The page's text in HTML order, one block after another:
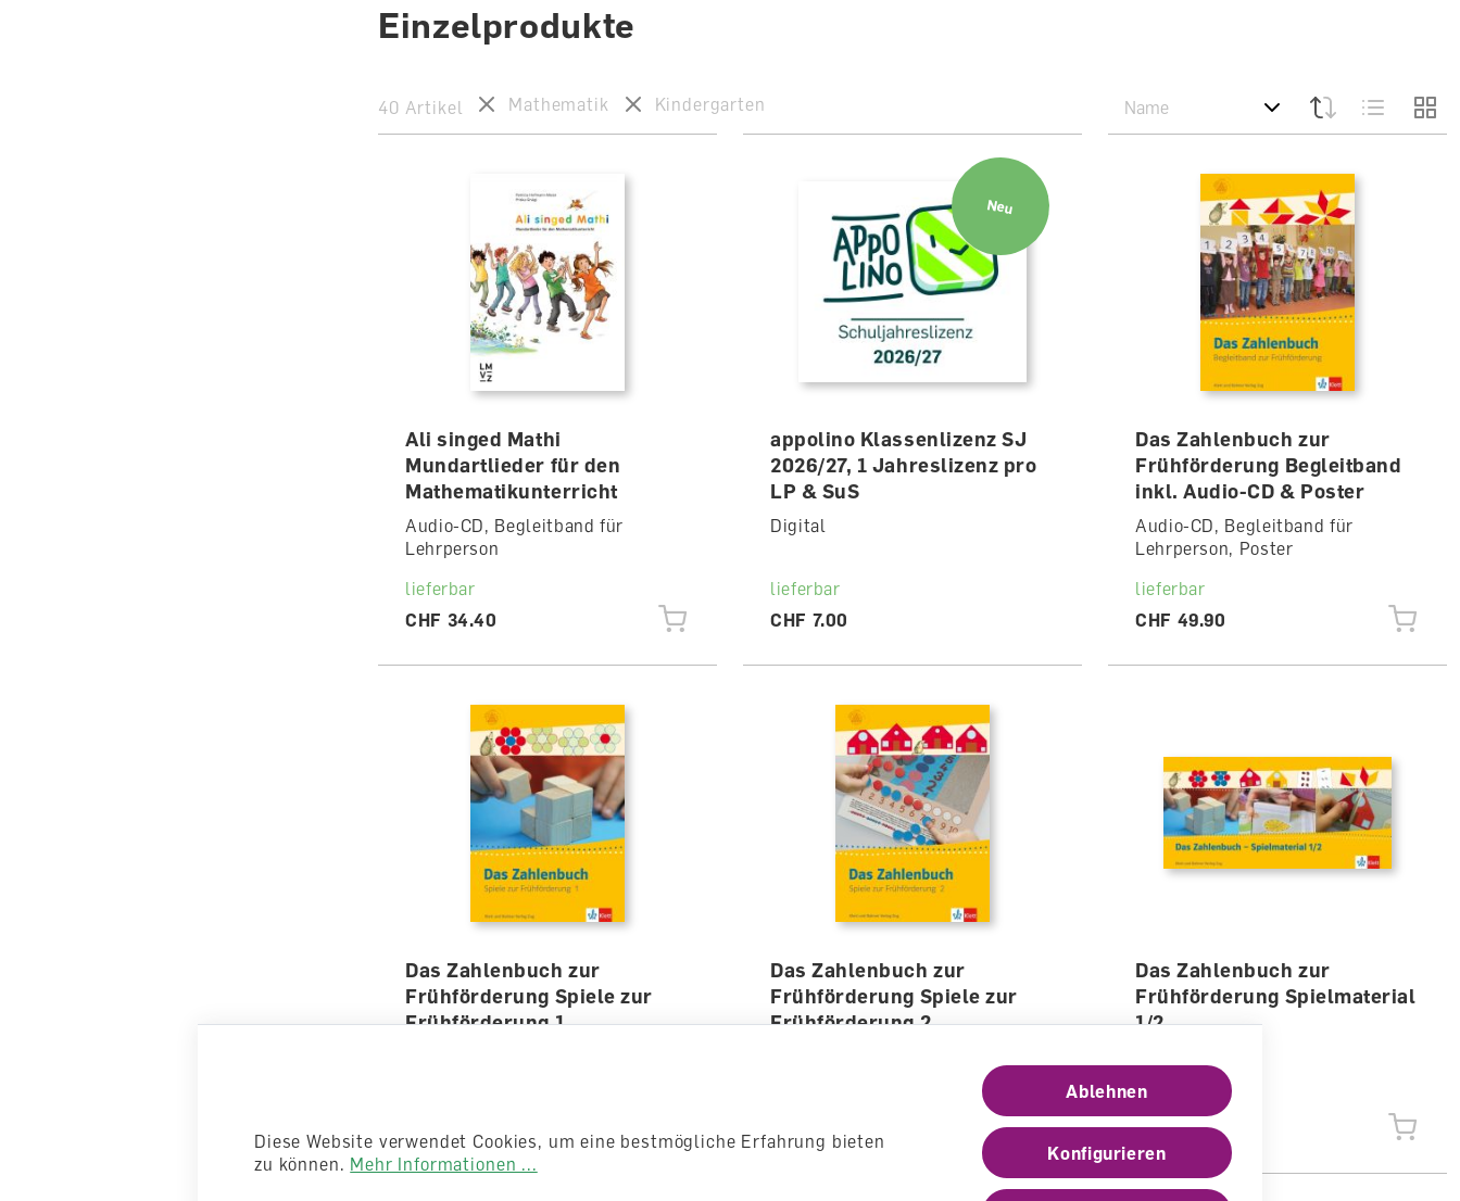
Einzelprodukte
40 Artikel Mathematik Kindergarten
Ali singed Mathi
Mundartlieder für den
Mathematikunterricht
Audio-CD, Begleitband für
Lehrperson
lieferbar
CHF 34.40
Neu
appolino Klassenlizenz SJ
2026/27, 1 Jahreslizenz pro
LP & SuS
Digital
lieferbar
CHF 7.00
Das Zahlenbuch zur
Frühförderung Begleitband
inkl. Audio-CD & Poster
Audio-CD, Begleitband für
Lehrperson, Poster
lieferbar
CHF 49.90
Das Zahlenbuch zur
Frühförderung Spiele zur
Frühförderung 1
Das Zahlenbuch zur
Frühförderung Spiele zur
Frühförderung 2
Das Zahlenbuch zur
Frühförderung Spielmaterial
1/2
lieferbar
CHF 35.00
Diese Website verwendet Cookies, um eine bestmögliche Erfahrung bieten
zu können. Mehr Informationen ...
Ablehnen
Konfigurieren